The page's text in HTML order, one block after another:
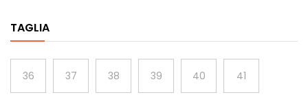
TAGLIA
36 37 38 39 40 41